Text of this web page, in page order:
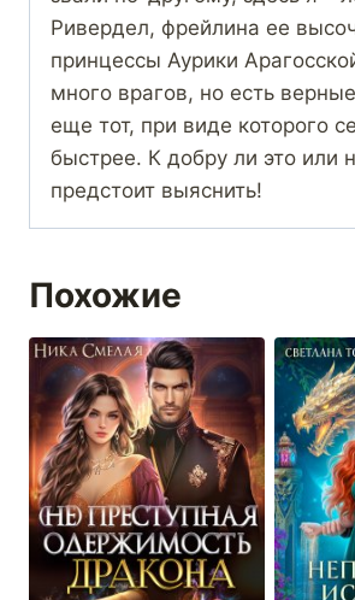
Ривердел, фрейлина ее
принцессы Аурики
много врагов, но есть
еще тот, при виде которого
быстрее. К добру ли это или
предстоит выяснить!
Похожие